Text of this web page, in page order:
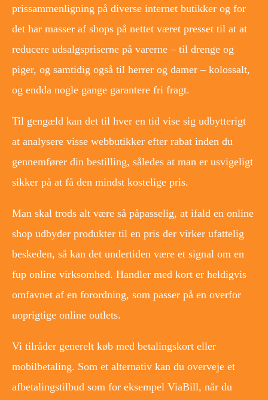
prissammenligning på diverse internet butikker og for
det har masser af shops på nettet været presset til at at
reducere udsalgspriserne på varerne – til drenge og
piger, og samtidig også til herrer og damer – kolossalt,
og endda nogle gange garantere fri fragt.
Til gengæld kan det til hver en tid vise sig udbytterigt
at analysere visse webbutikker efter rabat inden du
gennemfører din bestilling, således at man er usvigeligt
sikker på at få den mindst kostelige pris.
Man skal trods alt være så påpasselig, at ifald en online
shop udbyder produkter til en pris der virker ufattelig
beskeden, så kan det undertiden være et signal om en
fup online virksomhed. Handler med kort er heldigvis
omfavnet af en forordning, som passer på en overfor
uoprigtige online outlets.
Vi tilråder generelt køb med betalingskort eller
mobilbetaling. Som et alternativ kan du overveje et
afbetalingstilbud som for eksempel ViaBill, når du